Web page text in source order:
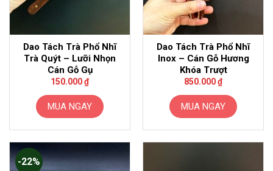
Dao Tách Trà Phổ Nhĩ
Trà Quýt – Lưỡi Nhọn
Cán Gỗ Gụ
150.000₫
MUA NGAY
Dao Tách Trà Phổ Nhĩ
Inox – Cán Gỗ Hương
Khóa Trượt
850.000₫
MUA NGAY
-22%